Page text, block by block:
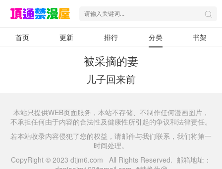
首页 更新 排行 分类 书架
被采摘的妻
儿子回来前
本站只提供WEB页面服务，本站不存储、不制作任何漫画图片，
不承担任何由于内容的合法性及健康性所引起的争议和法律责任。
若本站收录内容侵犯了您的权益，请邮件与我们联系，我们将第一
时间处理。
CopyRight © 2023 dtjm6.com All Rights Reserved. 邮箱地址：